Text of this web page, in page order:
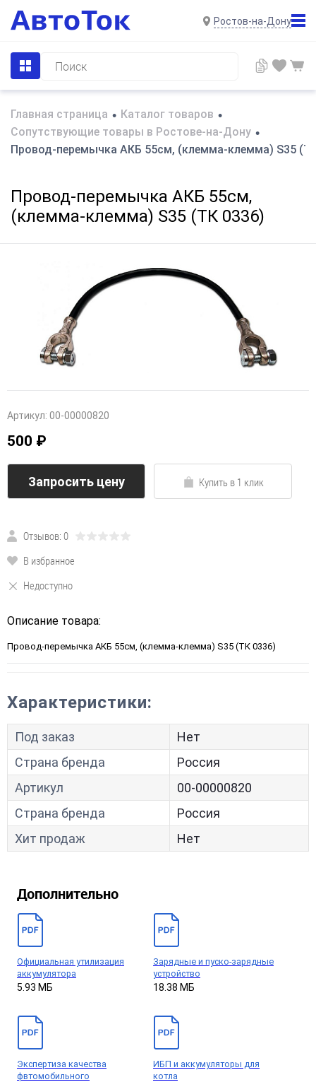
Ростов-на-Дону
Главная страница • Каталог товаров •
Сопутствующие товары в Ростове-на-Дону •
Провод-перемычка АКБ 55см, (клемма-клемма) S35
Провод-перемычка АКБ 55см,
(клемма-клемма) S35 (ТК 0336)
Артикул: 00-00000820
500 ₽
Запросить цену Купить в 1 клик
Отзывов: 0
В избранное
Недоступно
Описание товара:
Провод-перемычка АКБ 55см, (клемма-клемма) S35 (ТК 0336)
Характеристики:
Под заказ
Нет
Страна бренда
Россия
Артикул
00-00000820
Страна бренда
Россия
Хит продаж
Нет
Дополнительно
Официальная утилизация
аккумулятора
5.93 МБ
Зарядные и пуско-зарядные
устройство
18.38 МБ
Экспертиза качества
фвтомобильного
ИБП и аккумуляторы для
котла